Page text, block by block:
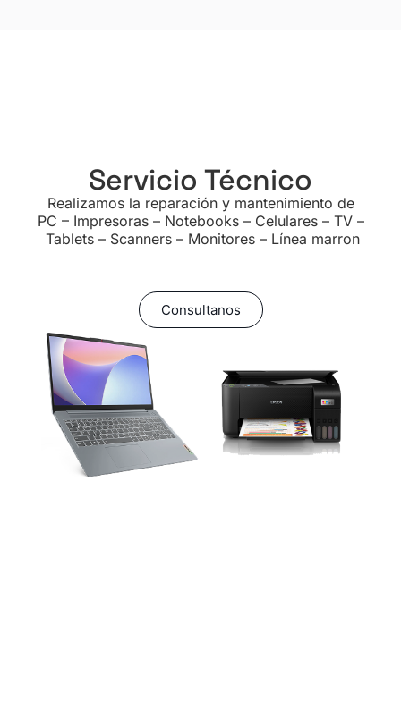
Servicio Técnico
Realizamos la reparación y mantenimiento de
PC – Impresoras – Notebooks – Celulares – TV –
Tablets – Scanners – Monitores – Línea marron
Consultanos